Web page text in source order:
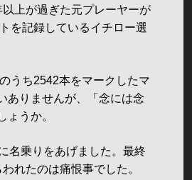
上が過ぎた元プレーヤーが
を記録しているイチロー選
うち2542本をマークしたマ
ありませんが、「念には念
ょうか。
名乗りをあげました。最終
れたのは痛恨事でした。